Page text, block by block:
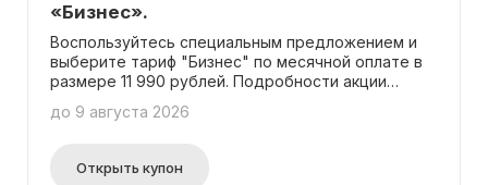
«Бизнес».
Воспользуйтесь специальным предложением и
выберите тариф "Бизнес" по месячной оплате в
размере 11 990 рублей. Подробности акции
этом отметим, что для активации предложения
до 9 августа 2026
Открыть купон